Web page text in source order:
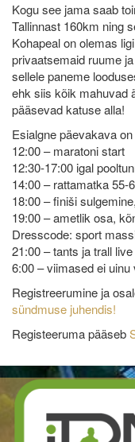
Kogu see jama saab
Tallinnast 160km ning
Kohapeal on olemas
privaatsemaid ruume
sellele paneme
ehk siis kõik mahuvad
pääsevad katuse alla!
Esialgne päevakava
12:00 – maratoni start
12:30-17:00 igal
14:00 – rattamatka 55-
18:00 – finiši
19:00 – ametlik osa,
Dresscode: sport
21:00 – tants ja trall
6:00 – viimased ei uinu
Registreerumine ja
sündmuse juhendis!
Registeeruma pääseb